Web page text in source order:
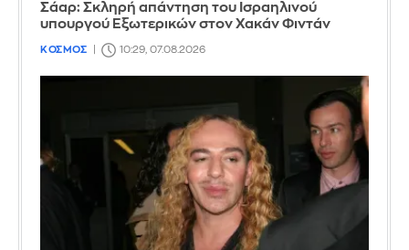
Σάαρ: Σκληρή απάντηση του Ισραηλινού
υπουργού Εξωτερικών στον Χακάν Φιντάν
ΚΟΣΜΟΣ 10:29, 07.08.2026